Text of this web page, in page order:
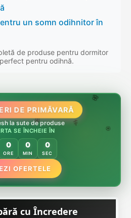
un somn odihnitor în
de produse pentru dormitor
pentru odihnă.
🌿
🌸
🏵️
DE PRIMĂVARĂ
la sute de produse
SE ÎNCHEIE ÎN
0
ORE
0
MIN
0
SEC
OFERTELE
cu Încredere